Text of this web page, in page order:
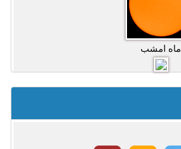
ماه امشب